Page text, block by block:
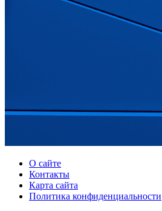
О сайте
Контакты
Карта сайта
Политика конфиденциальности